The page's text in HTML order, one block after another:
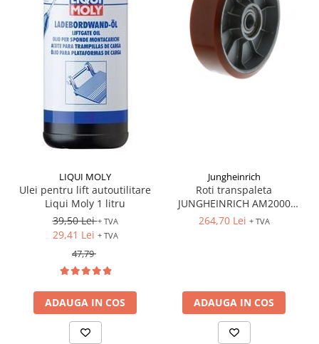
LIQUI MOLY
Ulei pentru lift autoutilitare
Liqui Moly 1 litru
39,50 Lei+ TVA
29,41 Lei + TVA
47,79
ADAUGA IN COS
Jungheinrich
Roti transpaleta
JUNGHEINRICH AM2000
170x50 mm
264,70 Lei + TVA
ADAUGA IN COS